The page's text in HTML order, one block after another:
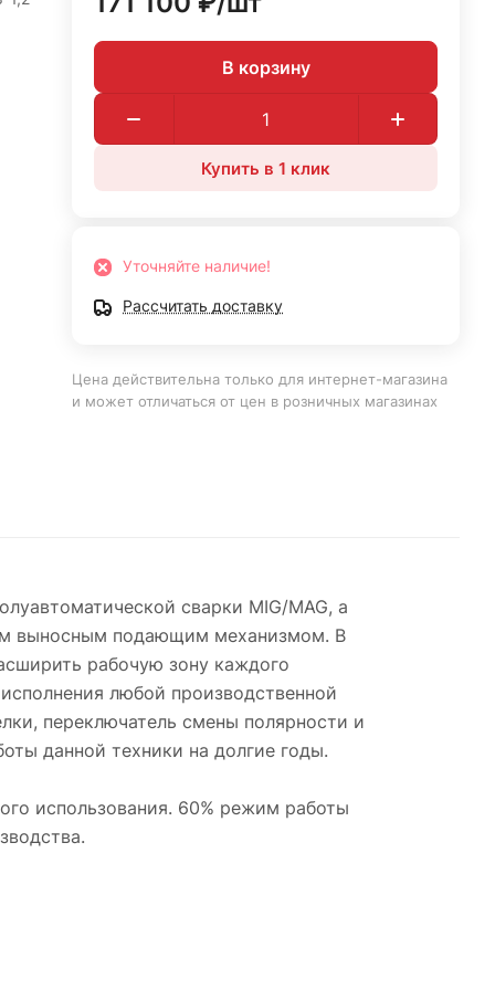
В корзину
Купить в 1 клик
Уточняйте наличие!
Рассчитать доставку
Цена действительна только для интернет-магазина
и может отличаться от цен в розничных магазинах
сварки MIG/MAG, а
выносным подающим механизмом. В
рабочую зону каждого
любой производственной
переключатель смены полярности и
данной техники на долгие годы.
использования. 60% режим работы